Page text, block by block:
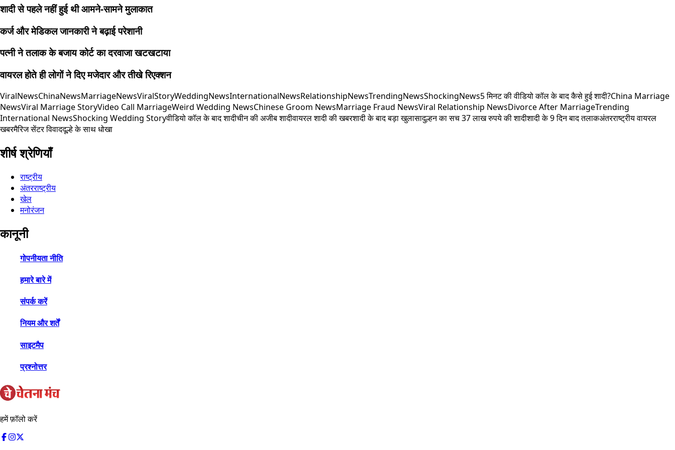
शादी से पहले नहीं हुई थी आमने-सामने मुलाकात
कर्ज और मेडिकल जानकारी ने बढ़ाई परेशानी
पत्नी ने तलाक के बजाय कोर्ट का दरवाजा खटखटाया
वायरल होते ही लोगों ने दिए मजेदार और तीखे रिएक्शन
ViralNewsChinaNewsMarriageNewsViralStoryWeddingNewsInternationalNewsRelationshipNewsTrendingNewsShockingNews5 मिनट की वीडियो कॉल के बाद कैसे हुई शादी?China Marriage
NewsViral Marriage StoryVideo Call MarriageWeird Wedding NewsChinese Groom NewsMarriage Fraud NewsViral Relationship NewsDivorce After MarriageTrending
International NewsShocking Wedding Storyवीडियो कॉल के बाद शादीचीन की अजीब शादीवायरल शादी की खबरशादी के बाद बड़ा खुलासादुल्हन का सच 37 लाख रुपये की शादीशादी के 9 दिन बाद तलाकअंतरराष्ट्रीय वायरल
खबरमैरिज सेंटर विवाददूल्हे के साथ धोखा
शीर्ष श्रेणियाँ
राष्ट्रीय
अंतरराष्ट्रीय
खेल
मनोरंजन
कानूनी
गोपनीयता नीति
हमारे बारे में
संपर्क करें
नियम और शर्तें
साइटमैप
प्रश्नोत्तर
हमें फ़ॉलो करें